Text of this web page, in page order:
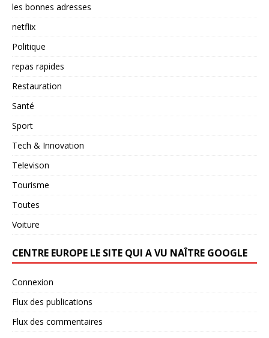
les bonnes adresses
netflix
Politique
repas rapides
Restauration
Santé
Sport
Tech & Innovation
Televison
Tourisme
Toutes
Voiture
CENTRE EUROPE LE SITE QUI A VU NAÎTRE GOOGLE
Connexion
Flux des publications
Flux des commentaires